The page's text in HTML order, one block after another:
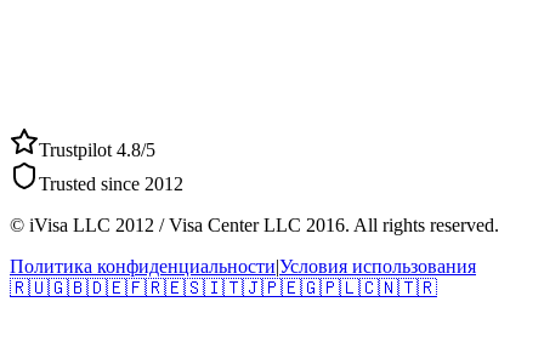
Trustpilot 4.8/5
Trusted since 2012
© iVisa LLC 2012 / Visa Center LLC 2016. All rights reserved.
Политика конфиденциальности|Условия использования
🇷🇺🇬🇧🇩🇪🇫🇷🇪🇸🇮🇹🇯🇵🇪🇬🇵🇱🇨🇳🇹🇷